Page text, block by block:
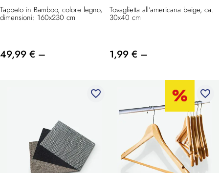
Tappeto in Bamboo, colore legno,
dimensioni: 160x230 cm
49,99 € –
Tovaglietta all'americana beige, ca.
30x40 cm
1,99 € –
favorite_border favorite_border